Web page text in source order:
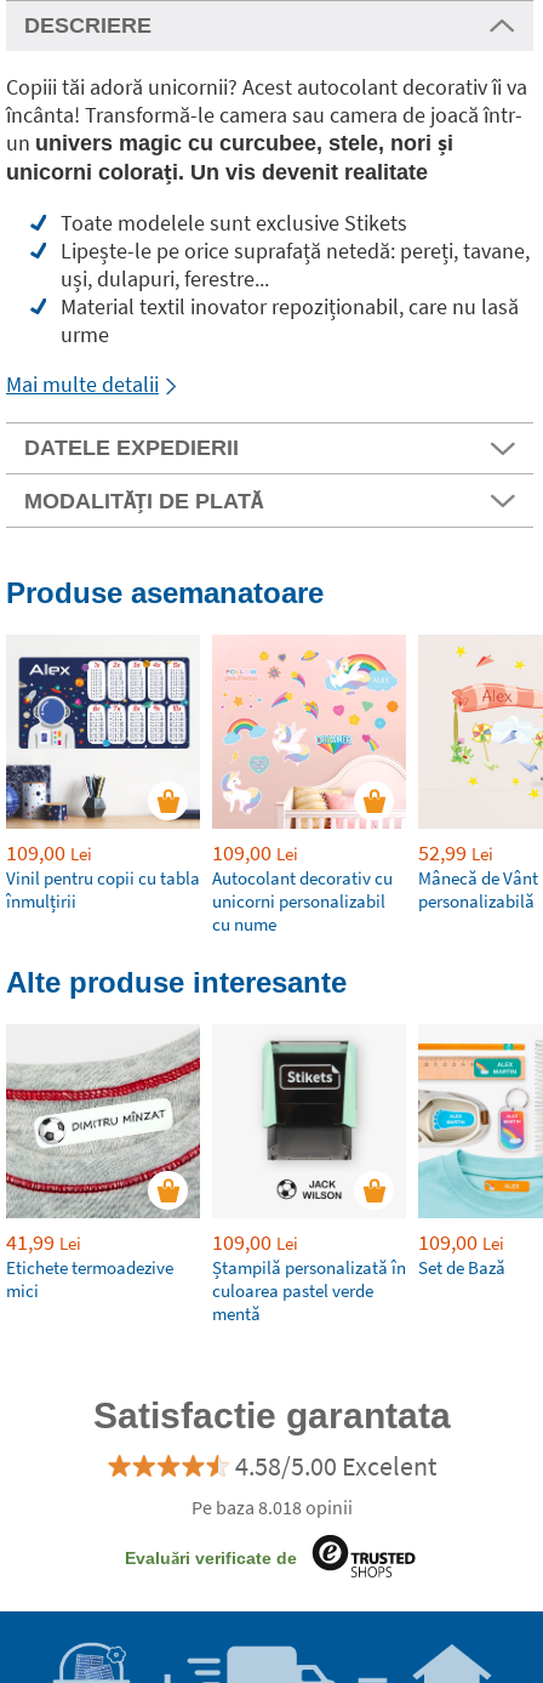
DESCRIERE
Copiii tăi adoră unicornii? Acest autocolant decorativ îi va
încânta! Transformă-le camera sau camera de joacă într-
un univers magic cu curcubee, stele, nori și
unicorni colorați. Un vis devenit realitate
Toate modelele sunt exclusive Stikets
Lipește-le pe orice suprafață netedă: pereți, tavane,
uși, dulapuri, ferestre...
Material textil inovator repoziționabil, care nu lasă
urme
Mai multe detalii
DATELE EXPEDIERII
MODALITĂȚI DE PLATĂ
Produse asemanatoare
109,00 Lei
Vinil pentru copii cu tabla
înmulțirii
109,00 Lei
Autocolant decorativ cu
unicorni personalizabil
cu nume
52,99 Lei
Mânecă de Vânt
personalizabilă
Alte produse interesante
41,99 Lei
Etichete termoadezive
mici
109,00 Lei
Ștampilă personalizată în
culoarea pastel verde
mentă
109,00 Lei
Set de Bază
Satisfactie garantata
4.58/5.00 Excelent
Pe baza 8.018 opinii
Evaluări verificate de